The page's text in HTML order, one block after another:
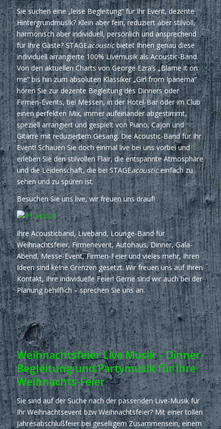
Sie suchen eine „leise Begleitung“ für Ihr Event, dezente
Hintergrundmusik? Klein aber fein, reduziert aber stilvoll,
harmonisch aber individuell, persönlich und ansprechend
für Ihre Gäste? STAGEacousticbietet Ihnen genau diese
individuell arrangierte 100% Livemusik als Acoustic-Band.
Von den aktuellen Charts von George Ezra’s „Blame it on
me“ bis hin zum absoluten Klassiker „Girl from Ipanema“
hören Sie zur dezente Begleitung des Dinners oder
Firmen-Events, bei Messen, in der Hotel-Bar oder im Club
einen perfekten Mix, immer aufeinander abgestimmt,
speziell arrangiert und gespielt von Piano, Cajon und
Gitarre mit reduziertem Gesang. Die Acoustic-Band für Ihr
Event! Schauen Sie doch einmal live bei uns vorbei und
erleben Sie den stilvollen Flair, die entspannte Atmosphäre
und die Leidenschaft, die bei STAGEacousticeinfach zu
sehen und zu spüren ist.
Besuchen Sie uns live, wir freuen uns drauf!
Ihre Acousticband, Liveband, Lounge-Band für
Weihnachtsfeier, Firmenevent, Autohaus, Dinner, Gala-
Abend, Messe-Event, Firmen-Feier und vieles mehr, Ihren
Ideen sind keine Grenzen gesetzt. Wir freuen uns auf Ihren
Kontakt, Ihre individuelle Feier! Gerne sind wir auch bei der
Planung behilflich – sprechen Sie uns an.
Weihnachtsfeier Live Musik – Dinner-
Begleitung und Partymusik für Ihre
Weihnachts-Feier
Sie sind auf der Suche nach der passenden Live-Musik für
Ihr Weihnachtsevent bzw Weihnachtsfeier? Mit einer tollen
Jahresabschlußfeier bei geselligem Zusammensein, einem